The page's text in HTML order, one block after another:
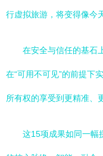
行虚拟旅游，将变得像今
在安全与信任的基石
在“可用不可见”的前提下
所有权的享受到更精准、
这15项成果如同一幅